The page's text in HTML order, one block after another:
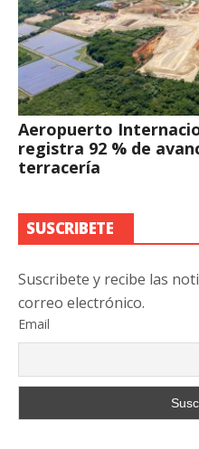
Aeropuerto
registra 92 % de
terracería
SUSCRIBETE
Suscribete y recibe las
correo electrónico.
Email